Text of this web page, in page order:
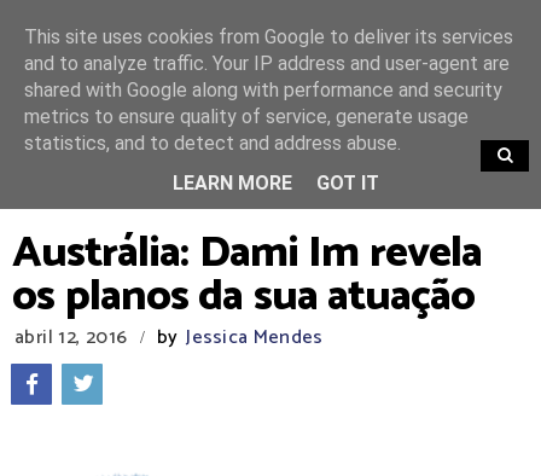
TRENDING
Austrália: Dami Im revela
os planos da sua atuação
abril 12, 2016 / by Jessica Mendes
This site uses cookies from Google to deliver its services
and to analyze traffic. Your IP address and user-agent are
shared with Google along with performance and security
metrics to ensure quality of service, generate usage
statistics, and to detect and address abuse.
LEARN MORE
GOT IT